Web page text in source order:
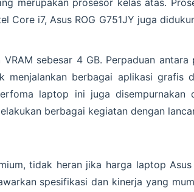
merupakan prosesor kelas atas.
Core i7, Asus ROG G751JY juga
sebesar 4 GB. Perpaduan
berbagai aplikasi grafis
laptop ini juga disempurnakan
berbagai kegiatan dengan
tidak heran jika harga laptop
spesifikasi dan kinerja yang